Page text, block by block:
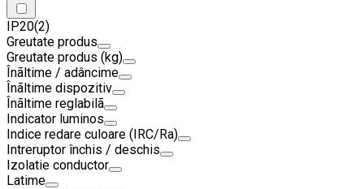
IP20(2)
Greutate produs
Greutate produs (kg)
Înãltime / adâncime
Înãltime dispozitiv
Înãltime reglabilã
Indicator luminos
Indice redare culoare (IRC/Ra)
Intreruptor închis / deschis
Izolatie conductor
Latime